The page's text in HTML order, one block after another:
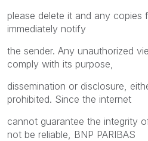
please delete it and any copies
immediately notify
the sender. Any unauthorized
comply with its purpose,
dissemination or disclosure,
prohibited. Since the internet
cannot guarantee the integrity
not be reliable, BNP PARIBAS